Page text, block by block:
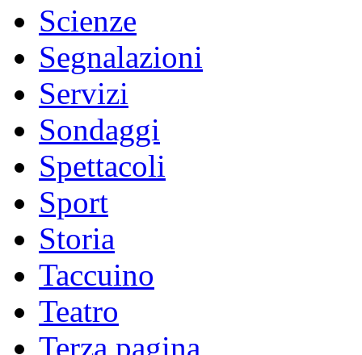
Scienze
Segnalazioni
Servizi
Sondaggi
Spettacoli
Sport
Storia
Taccuino
Teatro
Terza pagina